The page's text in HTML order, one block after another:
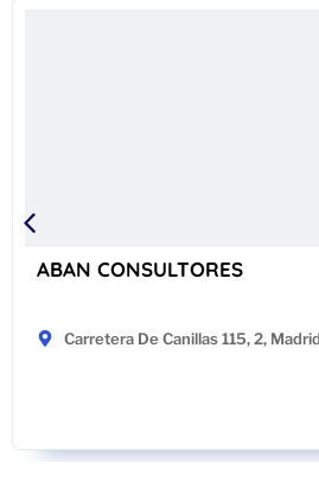
ABAN CONSULTORES
Carretera De Canillas 115, 2,